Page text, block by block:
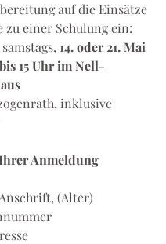
auf die Einsätze
zu einer Schulung ein:
samstags,
14. oder 21. Mai
15 Uhr im Nell-
Anmeldung
Anschrift, (Alter)